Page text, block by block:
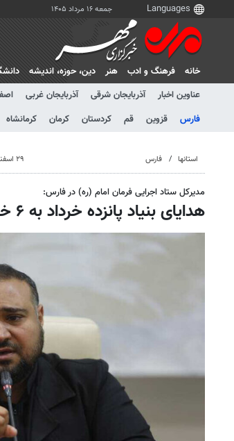
جمعه ۱۶ مرداد ۱۴۰۵
خانه فرهنگ و ادب هنر دين، حوزه، انديشه
عناوین اخبار
آذربایجان شرقی آذربایجان غربی
فارس
قزوین قم کردستان کرمان کرمانشاه
استانها فارس ۲۹ اسفند ۱۴۰۲، ۱۳:۰۶
مدیرکل ستاد اجرایی فرمان امام (ره) در فارس:
هدایای بنیاد پانزده خرداد به ۶ خانواده سه قلوی استان فارسی رسید